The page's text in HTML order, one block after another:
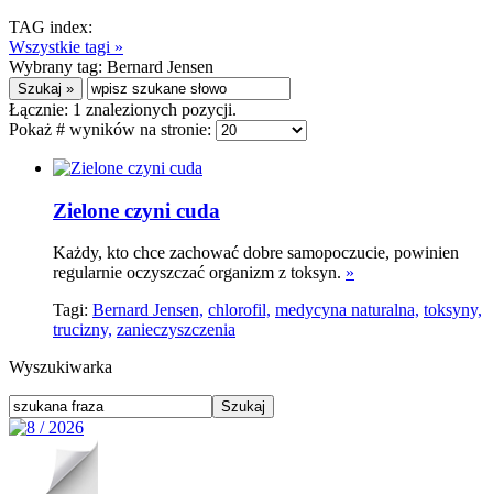
TAG index:
Wszystkie tagi »
Wybrany tag: Bernard Jensen
Łącznie: 1 znalezionych pozycji.
Pokaż # wyników na stronie:
Zielone czyni cuda
Każdy, kto chce zachować dobre samopoczucie, powinien
regularnie oczyszczać organizm z toksyn. »
Tagi: Bernard Jensen, chlorofil, medycyna naturalna, toksyny,
trucizny, zanieczyszczenia
Wyszukiwarka